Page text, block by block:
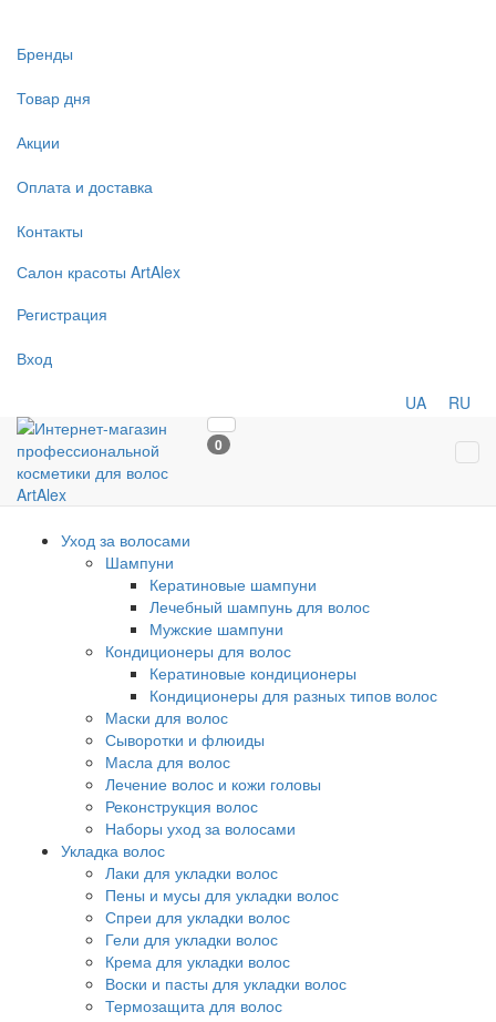
Бренды
Товар дня
Акции
Оплата и доставка
Контакты
Салон красоты ArtAlex
Регистрация
Вход
UA RU
0
Уход за волосами
Шампуни
Кератиновые шампуни
Лечебный шампунь для волос
Мужские шампуни
Кондиционеры для волос
Кератиновые кондиционеры
Кондиционеры для разных типов волос
Маски для волос
Сыворотки и флюиды
Масла для волос
Лечение волос и кожи головы
Реконструкция волос
Наборы уход за волосами
Укладка волос
Лаки для укладки волос
Пены и мусы для укладки волос
Спреи для укладки волос
Гели для укладки волос
Крема для укладки волос
Воски и пасты для укладки волос
Термозащита для волос